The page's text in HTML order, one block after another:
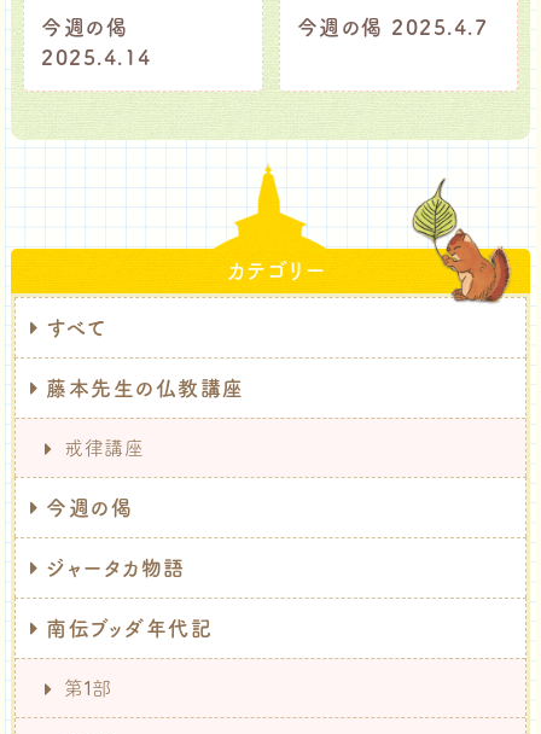
今週の偈
2025.4.14
今週の偈 2025.4.7
カテゴリー
すべて
藤本先生の仏教講座
戒律講座
今週の偈
ジャータカ物語
南伝ブッダ年代記
第1部